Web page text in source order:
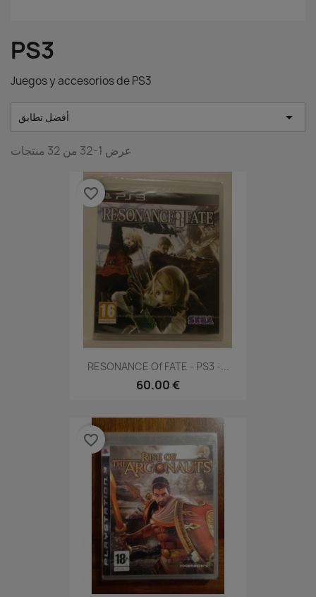
PS3
Juegos y accesorios de PS3
أفضل تطابق 
عرض 1-32 من 32 منتجات
RESONANCE Of FATE - PS3 -...
60.00 €
favorite_border
favorite_border